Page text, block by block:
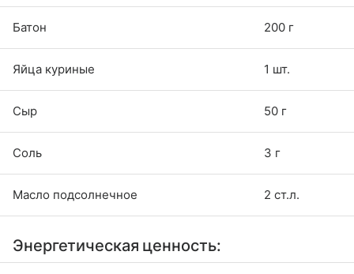
Батон 200 г
Яйца куриные 1 шт.
Сыр 50 г
Соль 3 г
Масло подсолнечное 2 ст.л.
Энергетическая ценность: